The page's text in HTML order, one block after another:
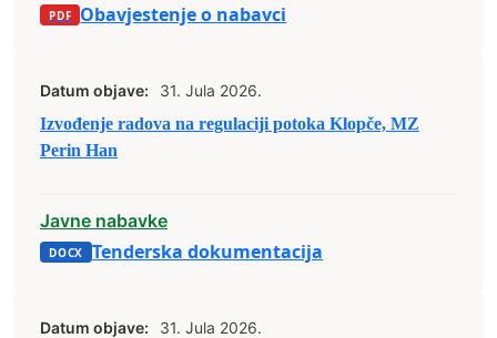
Obavjestenje o nabavci
Datum objave:
31. Jula 2026.
Izvođenje radova na regulaciji potoka Klopče, MZ
Perin Han
Javne nabavke
Tenderska dokumentacija
Datum objave:
31. Jula 2026.